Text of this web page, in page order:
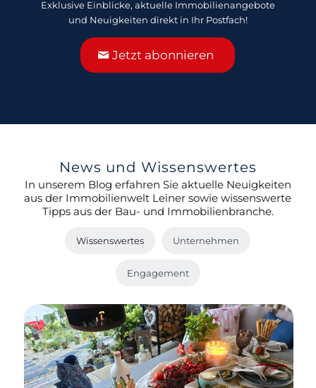
Exklusive Einblicke, aktuelle Immobilienangebote
und Neuigkeiten direkt in Ihr Postfach!
Jetzt abonnieren
News und Wissenswertes
In unserem Blog erfahren Sie aktuelle Neuigkeiten
aus der Immobilienwelt Leiner sowie wissenswerte
Tipps aus der Bau- und Immobilienbranche.
Wissenswertes Unternehmen
Engagement